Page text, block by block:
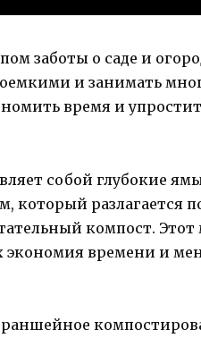
заботы о саде и
и занимать
время и
собой глубокие
разлагается
компост. Этот
экономия времени и